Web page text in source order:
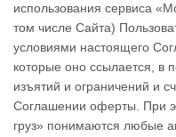
использования сервиса
том числе Сайта)
условиями настоящего
которые оно ссылается, в
изъятий и ограничений и
Соглашении оферты. При
груз» понимаются любые